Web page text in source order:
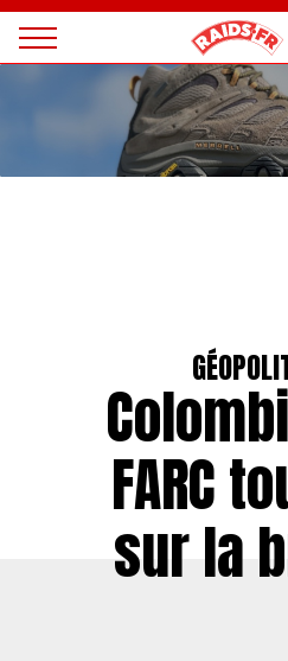
Magazine
FARC
sur la
Panneau de gestion des cookies